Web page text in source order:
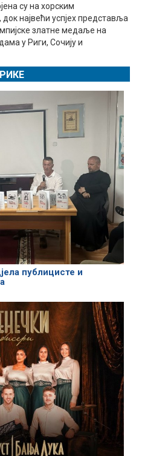
су на хорским
највећи успјех представља
златне медаље на
у Риги, Сочију и
публицисте и